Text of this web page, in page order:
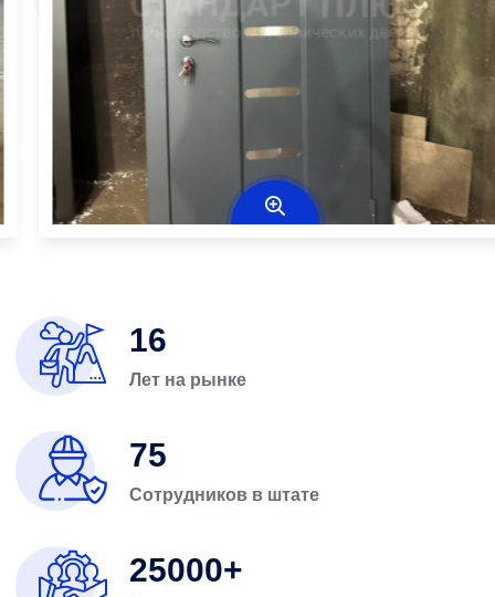
16
Лет на рынке
75
Сотрудников в штате
25000